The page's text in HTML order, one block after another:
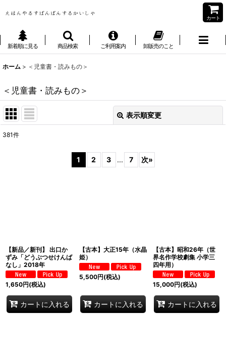
カート
新着順に見る 商品検索 ご利用案内 卸販売のこと
ホーム > ＜児童書・読みもの＞
＜児童書・読みもの＞
表示順変更
381件
1 2 3 ... 7 次»
【新品／新刊】 出口か
ずみ「どうぶつせけんば
なし」2018年
1,650円(税込)
カートに入れる
【古本】大正15年（水晶
姫）
5,500円(税込)
カートに入れる
【古本】昭和26年（世
界名作学校劇集 小学三
四年用）
15,000円(税込)
カートに入れる